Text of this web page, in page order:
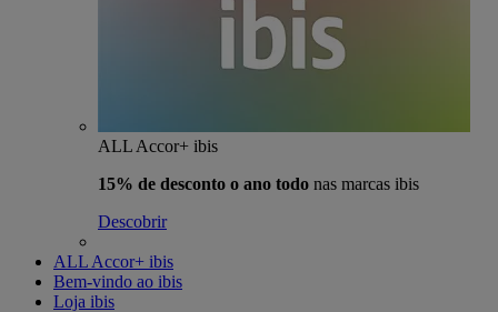
ALL Accor+ ibis
15% de desconto o ano todo nas marcas ibis
Descobrir
ALL Accor+ ibis
Bem-vindo ao ibis
Loja ibis